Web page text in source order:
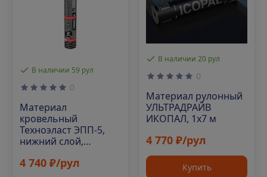
В наличии 59 рул
0
Материал
кровельный
Техноэласт ЭПП-5,
нижний слой,
4 740 ₽/рул
В наличии 20 рул
0
Материал рулонный
УЛЬТРАДРАЙВ
ИКОПАЛ, 1х7 м
4 770 ₽/рул
Купить